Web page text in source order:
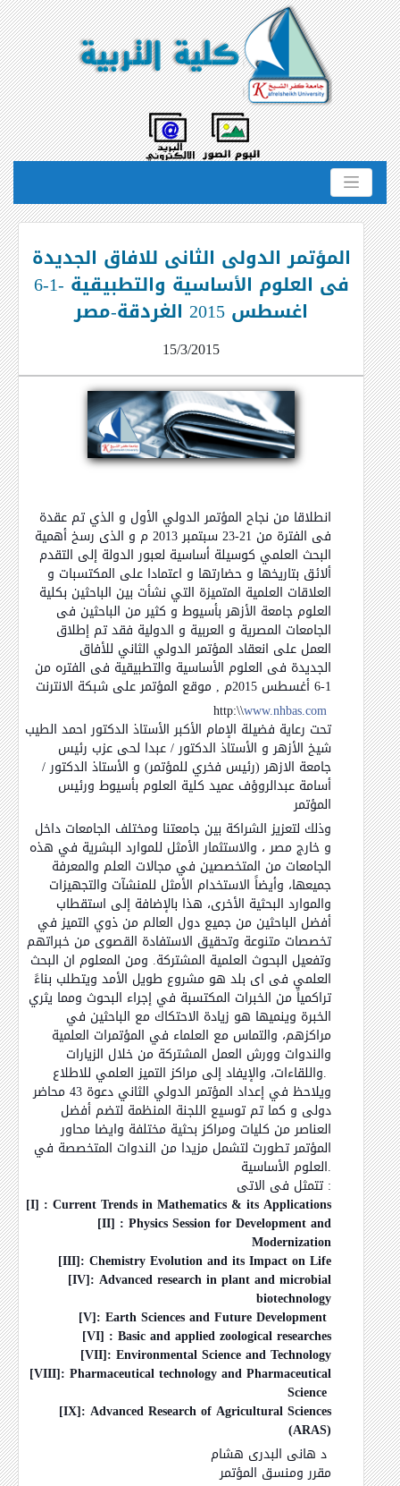
المؤتمر الدولى الثانى للافاق الجديدة
فى العلوم الأساسية والتطبيقية -1-6
اغسطس 2015 الغردقة-مصر
15/3/2015
انطلاقا من نجاح المؤتمر الدولي الأول و الذي تم عقدة
فى الفترة من 21-23 سبتمبر 2013 م و الذى رسخ أهمية
البحث العلمي كوسيلة أساسية لعبور الدولة إلى التقدم
ألائق بتاريخها و حضارتها و اعتمادا على المكتسبات و
العلاقات العلمية المتميزة التي نشأت بين الباحثين بكلية
العلوم جامعة الأزهر بأسيوط و كثير من الباحثين فى
الجامعات المصرية و العربية و الدولية فقد تم إطلاق
العمل على انعقاد المؤتمر الدولي الثاني للأفاق
الجديدة فى العلوم الأساسية والتطبيقية فى الفتره من
1-6 أغسطس 2015م , موقع المؤتمر على شبكة الانترنت
http:\\www.nhbas.com
تحت رعاية فضيلة الإمام الأكبر الأستاذ الدكتور احمد الطيب
شيخ الأزهر و الأستاذ الدكتور / عبدا لحى عزب رئيس
جامعة الازهر (رئيس فخري للمؤتمر) و الأستاذ الدكتور /
أسامة عبدالروؤف عميد كلية العلوم بأسيوط ورئيس
المؤتمر
وذلك لتعزيز الشراكة بين جامعتنا ومختلف الجامعات داخل
و خارج مصر ، والاستثمار الأمثل للموارد البشرية في هذه
الجامعات من المتخصصين في مجالات العلم والمعرفة
جميعها، وأيضاً الاستخدام الأمثل للمنشآت والتجهيزات
والموارد البحثية الأخرى، هذا بالإضافة إلى استقطاب
أفضل الباحثين من جميع دول العالم من ذوي التميز في
تخصصات متنوعة وتحقيق الاستفادة القصوى من خبراتهم
وتفعيل البحوث العلمية المشتركة. ومن المعلوم ان البحث
العلمي فى اى بلد هو مشروع طويل الأمد ويتطلب بناءً
تراكمياً من الخبرات المكتسبة في إجراء البحوث ومما يثري
الخبرة وينميها هو زيادة الاحتكاك مع الباحثين في
مراكزهم، والتماس مع العلماء في المؤتمرات العلمية
والندوات وورش العمل المشتركة من خلال الزيارات
واللقاءات، والإيفاد إلى مراكز التميز العلمي للاطلاع.
ويلاحظ في إعداد المؤتمر الدولي الثاني دعوة 43 محاضر
دولى و كما تم توسيع اللجنة المنظمة لتضم أفضل
العناصر من كليات ومراكز بحثية مختلفة وايضا محاور
المؤتمر تطورت لتشمل مزيدا من الندوات المتخصصة في
العلوم الأساسية.
تتمثل فى الاتى :
[I] : Current Trends in Mathematics & its Applications
[II] : Physics Session for Development and
Modernization
[III]: Chemistry Evolution and its Impact on Life
[IV]: Advanced research in plant and microbial
biotechnology
[V]: Earth Sciences and Future Development
[VI] : Basic and applied zoological researches
[VII]: Environmental Science and Technology
[VIII]: Pharmaceutical technology and Pharmaceutical
Science
[IX]: Advanced Research of Agricultural Sciences
(ARAS)
د هانى البدرى هشام
مقرر ومنسق المؤتمر